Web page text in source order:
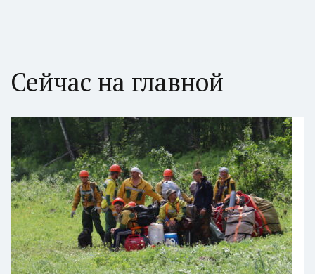
Сейчас на главной